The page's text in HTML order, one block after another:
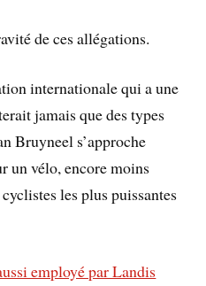
de ces allégations.
internationale qui a une
jamais que des types
Bruyneel s’approche
un vélo, encore moins
les plus puissantes
employé par Landis